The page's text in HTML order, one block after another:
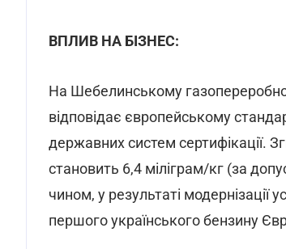
ВПЛИВ НА БІЗНЕС:
На Шебелинському
відповідає європейському
державних систем сертифікації.
становить 6,4 міліграм/кг (за
чином, у результаті
першого українського бензину